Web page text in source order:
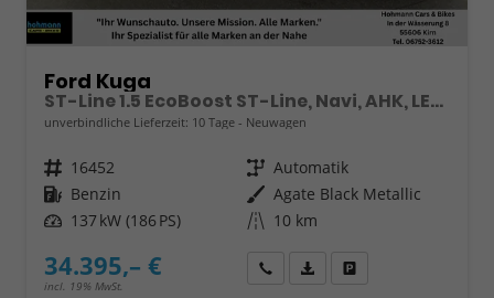
Ford Kuga
ST-Line 1.5 EcoBoost ST-Line, Navi, AHK, LED, Kamera, Winter, FS beheizbar, 5 J.-Garantie
unverbindliche Lieferzeit: 10 Tage Neuwagen
Fahrzeugnr. 16452 Getriebe Automatik
Kraftstoff Benzin Außenfarbe Agate Black Metallic
Leistung 137 kW (186 PS) Kilometerstand 10 km
34.395,– €
incl. 19% MwSt.
Wir rufen Sie anFahrzeugexposé (PDF)